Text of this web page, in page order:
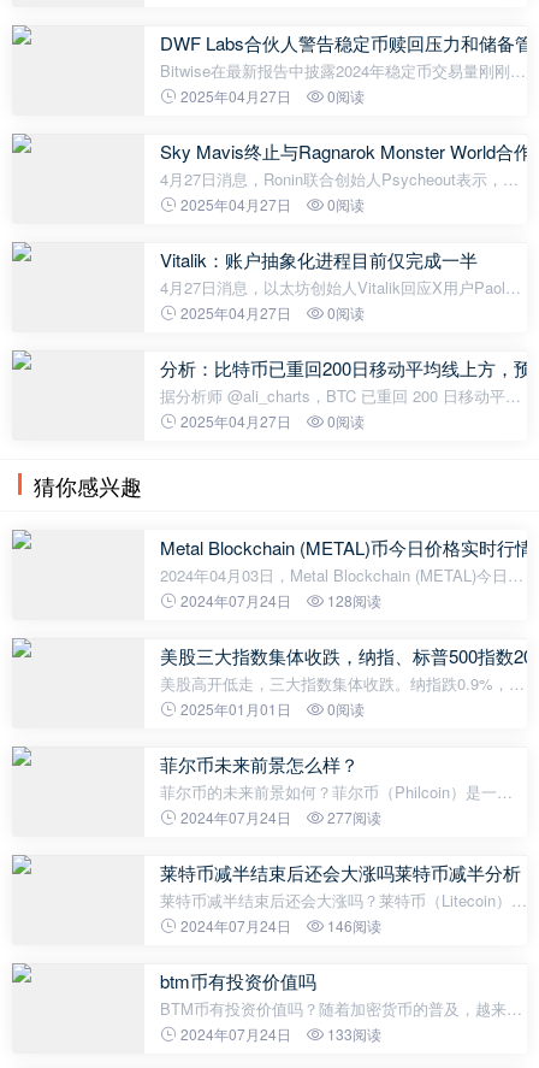
DWF Labs合伙人警告稳定币赎回压力和储备
Bitwise在最新报告中披露2024年稳定币交易量刚刚超
过支付巨头Visa，不过DWF Labs管理合伙人Andrei
用带来了显著的系统性风险，比如
2025年04月27日 0阅读
Sky Mavis终止与Ragnarok Monster World合作
4月27日消息，Ronin联合创始人Psycheout表示，由
于链游Ragnarok Monster World团队未遵循建议并与
作关系。未来48小时内，该项目及其
2025年04月27日 0阅读
Vitalik：账户抽象化进程目前仅完成一半
4月27日消息，以太坊创始人Vitalik回应X用户Paolo
Rebuffo关于Pectra实现账户抽象的评论，指出账户抽
ECDSA（椭圆曲线数字签名算法）账
2025年04月27日 0阅读
分析：比特币已重回200日移动平均线上方，预
据分析师 @ali_charts，BTC 已重回 200 日移动平均
线上方，这是一个历史性的积极信号，通常预示着价
2025年04月27日 0阅读
猜你感兴趣
Metal Blockchain (METAL)币今日价格实时行
2024年04月03日，Metal Blockchain (METAL)今日实
时最新价格是0.078413美元，约等于人民币0.5672
元，24H成交额$32,732美元，换手率0.1
2024年07月24日 128阅读
美股三大指数集体收跌，纳指、标普500指数
美股高开低走，三大指数集体收跌。纳指跌0.9%，
2024年累涨28.64%；标普500指数跌0.43%，2024年
其中，纳指、标普500指数均录得日线4连跌，标普5
2025年01月01日 0阅读
菲尔币未来前景怎么样？
菲尔币的未来前景如何？菲尔币（Philcoin）是一种
加密货币，它的未来前景备受关注。在本文中，我们
尔币作为一种全球性的数字货币，具
2024年07月24日 277阅读
莱特币减半结束后还会大涨吗莱特币减半分析
莱特币减半结束后还会大涨吗？莱特币（Litecoin）是
一种去中心化的数字货币，采用了与比特币相似的技
的莱特币后，每个区块的奖励会减
2024年07月24日 146阅读
btm币有投资价值吗
BTM币有投资价值吗？随着加密货币的普及，越来越
多的人开始关注BTM币（Bytom）。BTM币是一种基
2024年07月24日 133阅读